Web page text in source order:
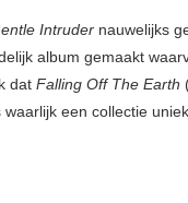
Intruder nauwelijks
album gemaakt
dat Falling Off The Earth
een collectie